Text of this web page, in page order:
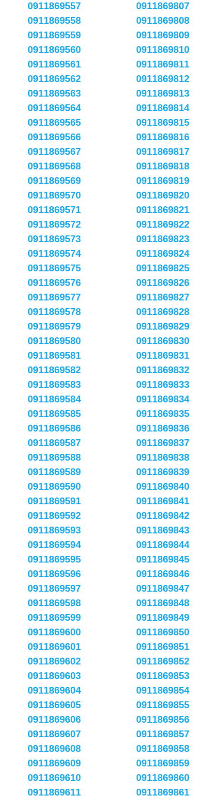
0911869557
0911869558
0911869559
0911869560
0911869561
0911869562
0911869563
0911869564
0911869565
0911869566
0911869567
0911869568
0911869569
0911869570
0911869571
0911869572
0911869573
0911869574
0911869575
0911869576
0911869577
0911869578
0911869579
0911869580
0911869581
0911869582
0911869583
0911869584
0911869585
0911869586
0911869587
0911869588
0911869589
0911869590
0911869591
0911869592
0911869593
0911869594
0911869595
0911869596
0911869597
0911869598
0911869599
0911869600
0911869601
0911869602
0911869603
0911869604
0911869605
0911869606
0911869607
0911869608
0911869609
0911869610
0911869611
0911869807
0911869808
0911869809
0911869810
0911869811
0911869812
0911869813
0911869814
0911869815
0911869816
0911869817
0911869818
0911869819
0911869820
0911869821
0911869822
0911869823
0911869824
0911869825
0911869826
0911869827
0911869828
0911869829
0911869830
0911869831
0911869832
0911869833
0911869834
0911869835
0911869836
0911869837
0911869838
0911869839
0911869840
0911869841
0911869842
0911869843
0911869844
0911869845
0911869846
0911869847
0911869848
0911869849
0911869850
0911869851
0911869852
0911869853
0911869854
0911869855
0911869856
0911869857
0911869858
0911869859
0911869860
0911869861